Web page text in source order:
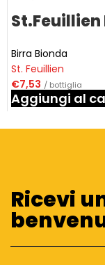
Birra Bionda
St. Feuillien
€7,53 / bottiglia
Aggiungi al
Ricevi